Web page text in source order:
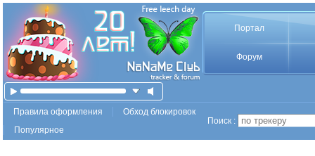
Портал
Форум
Правила оформления
Обход блокировок
Популярное
Поиск :